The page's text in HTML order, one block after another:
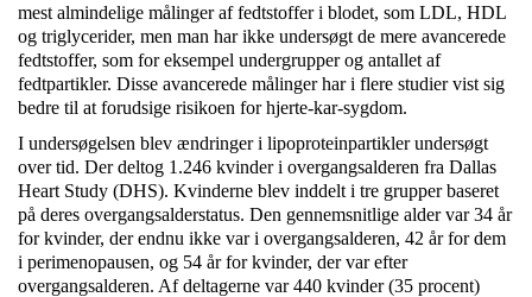
mest almindelige målinger af fedtstoffer i blodet, som LDL, HDL
og triglycerider, men man har ikke undersøgt de mere avancerede
fedtstoffer, som for eksempel undergrupper og antallet af
fedtpartikler. Disse avancerede målinger har i flere studier vist sig
bedre til at forudsige risikoen for hjerte-kar-sygdom.
I undersøgelsen blev ændringer i lipoproteinpartikler undersøgt
over tid. Der deltog 1.246 kvinder i overgangsalderen fra Dallas
Heart Study (DHS). Kvinderne blev inddelt i tre grupper baseret
på deres overgangsalderstatus. Den gennemsnitlige alder var 34 år
for kvinder, der endnu ikke var i overgangsalderen, 42 år for dem
i perimenopausen, og 54 år for kvinder, der var efter
overgangsalderen. Af deltagerne var 440 kvinder (35 procent)